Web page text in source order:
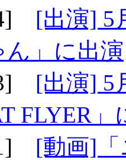
[出演] 5
ん」に出演
[出演] 5
FLYER
[動画]